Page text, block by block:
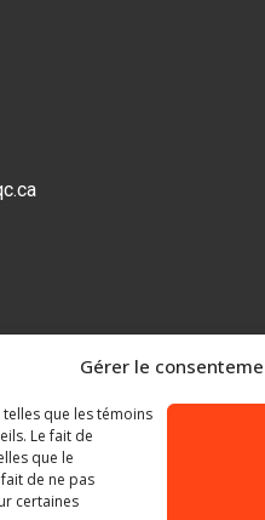
Gérer le
que les témoins
Le fait de
que le
de ne pas
certaines